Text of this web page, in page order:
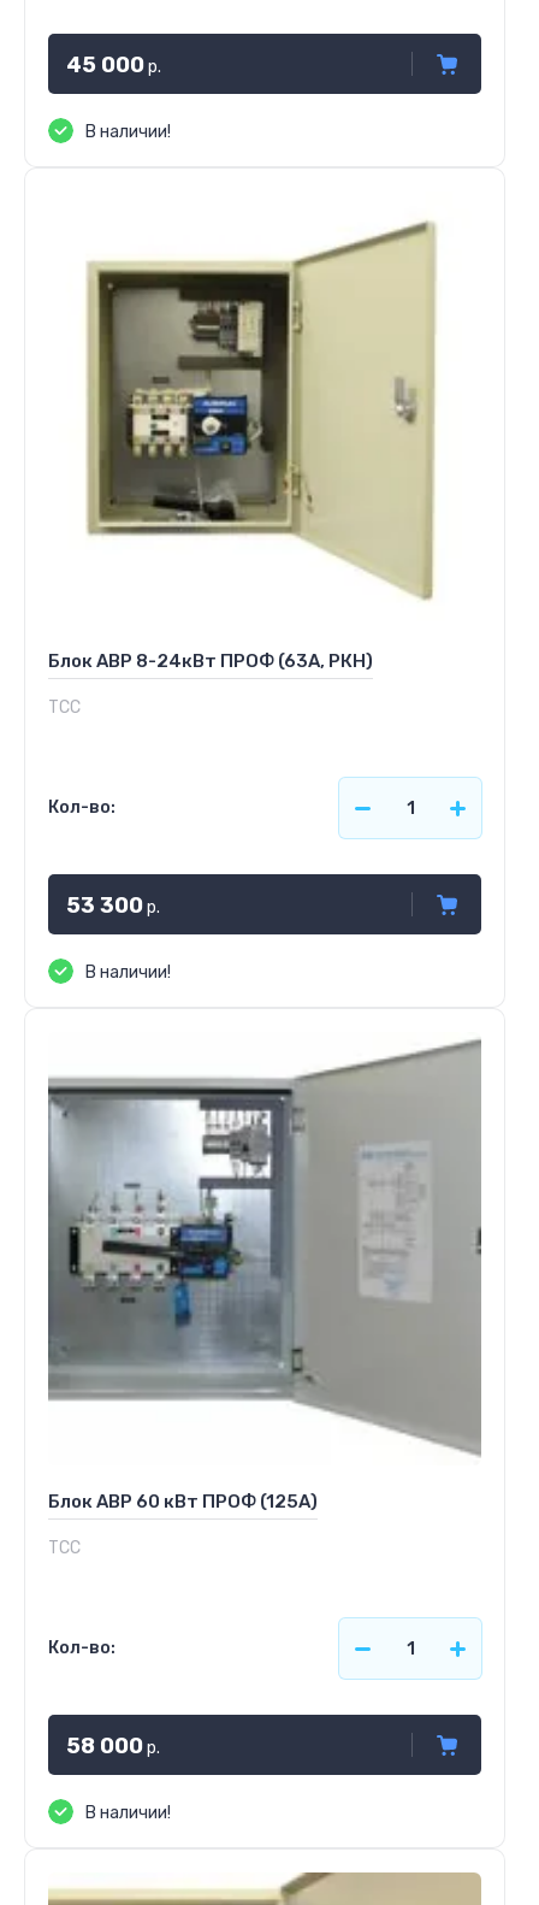
45 000р.
В наличии!
Блок АВР 8-24кВт ПРОФ (63А, РКН)
ТСС
Кол-во:
53 300р.
В наличии!
Блок АВР 60 кВт ПРОФ (125А)
ТСС
Кол-во:
58 000р.
В наличии!